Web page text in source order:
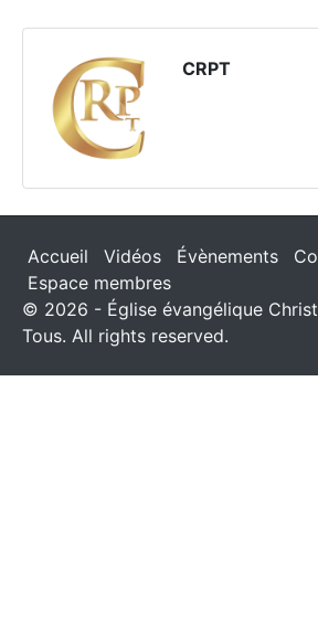
CRPT
Accueil Vidéos Évènements
Espace membres
© 2026 - Église évangélique
Tous. All rights reserved.